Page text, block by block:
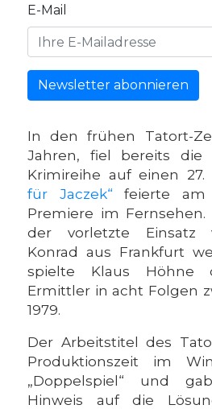
E-Mail
Newsletter abonnieren
In den frühen Tatort-
Jahren, fiel bereits die
Krimireihe auf einen 27.
für Jaczek“ feierte am
Premiere im
der vorletzte Einsatz
Konrad aus Frankfurt
spielte Klaus Höhne
Ermittler in acht Folgen
1979.
Der Arbeitstitel des
Produktionszeit im
„Doppelspiel“ und
Hinweis auf die